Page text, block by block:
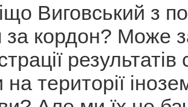
Виговський з
за кордон? Може
результатів
території